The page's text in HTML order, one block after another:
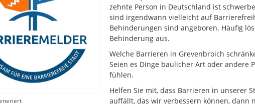
zehnte Person in Deutschland ist
sind irgendwann vielleicht auf
Behinderungen sind angeboren. Häufig
Behinderung aus.
Welche Barrieren in Grevenbroich
Seien es Dinge baulicher Art oder andere
fühlen.
Helfen Sie mit, dass Barrieren in unserer
auffällt, das wir verbessern können, dann